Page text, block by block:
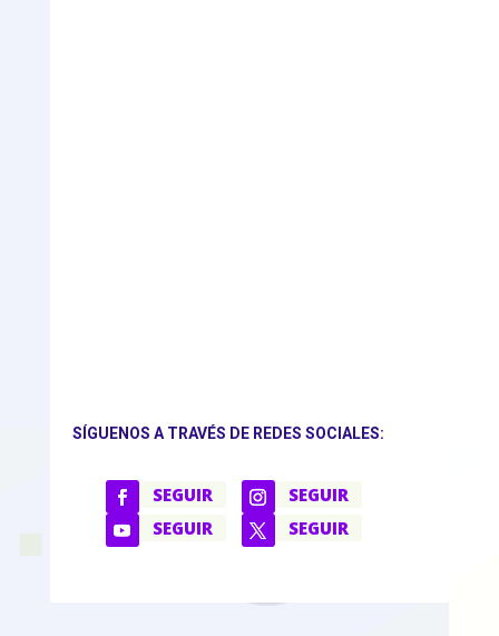
SÍGUENOS A TRAVÉS DE REDES SOCIALES:
SEGUIR
SEGUIR
SEGUIR
SEGUIR